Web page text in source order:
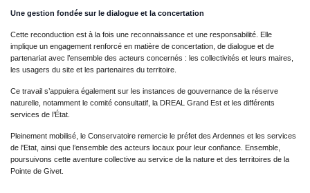
Une gestion fondée sur le dialogue et la concertation
Cette reconduction est à la fois une reconnaissance et une responsabilité. Elle
implique un engagement renforcé en matière de concertation, de dialogue et de
partenariat avec l’ensemble des acteurs concernés : les collectivités et leurs maires,
les usagers du site et les partenaires du territoire.
Ce travail s’appuiera également sur les instances de gouvernance de la réserve
naturelle, notamment le comité consultatif, la DREAL Grand Est et les différents
services de l’État.
Pleinement mobilisé, le Conservatoire remercie le préfet des Ardennes et les services
de l'Etat, ainsi que l’ensemble des acteurs locaux pour leur confiance. Ensemble,
poursuivons cette aventure collective au service de la nature et des territoires de la
Pointe de Givet.